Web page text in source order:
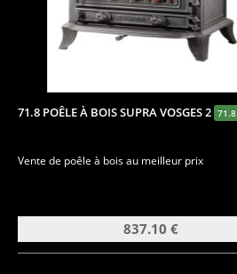
71.8 POÊLE À BOIS SUPRA VOSGES 2 71.8
Vente de poêle à bois au meilleur prix
837.10 €